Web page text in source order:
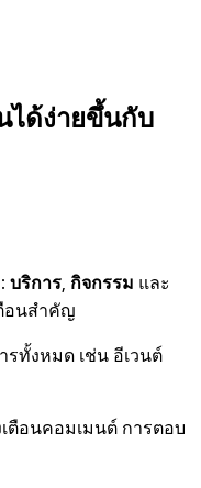
ได้ง่ายขึ้นกับ
บริการ กิจกรรม และ
อนสำคัญ
รทั้งหมด เช่น อีเวนต์
ตือนคอมเมนต์ การตอบ